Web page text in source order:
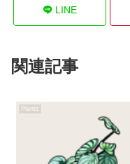
LINE
関連記事
Plants